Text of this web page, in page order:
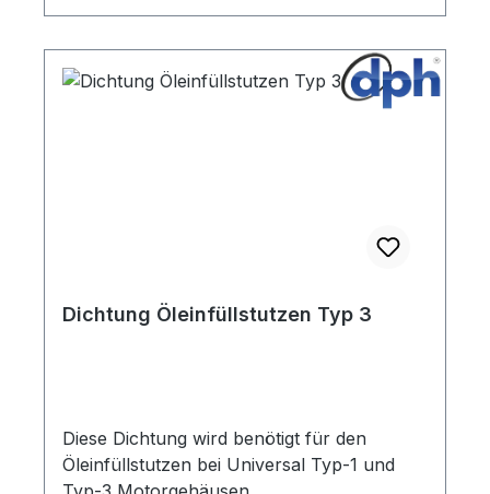
Dichtung Öleinfüllstutzen Typ 3
Diese Dichtung wird benötigt für den
Öleinfüllstutzen bei Universal Typ-1 und